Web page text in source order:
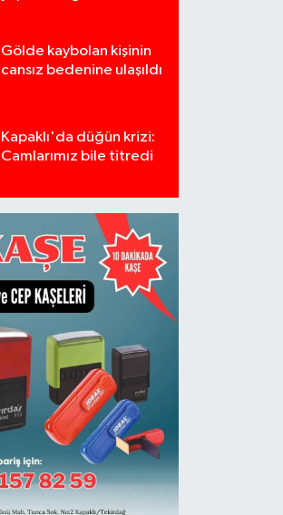
Gölde kaybolan kişinin
cansız bedenine ulaşıldı
Kapaklı'da düğün krizi:
Camlarımız bile titredi